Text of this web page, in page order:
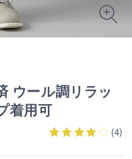
ウール調リラッ
着用可
(4)